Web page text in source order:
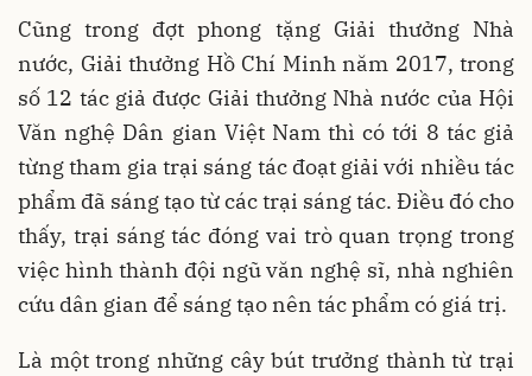
Cũng trong đợt phong tặng Giải thưởng Nhà
nước, Giải thưởng Hồ Chí Minh năm 2017, trong
số 12 tác giả được Giải thưởng Nhà nước của Hội
Văn nghệ Dân gian Việt Nam thì có tới 8 tác giả
từng tham gia trại sáng tác đoạt giải với nhiều tác
phẩm đã sáng tạo từ các trại sáng tác. Điều đó cho
thấy, trại sáng tác đóng vai trò quan trọng trong
việc hình thành đội ngũ văn nghệ sĩ, nhà nghiên
cứu dân gian để sáng tạo nên tác phẩm có giá trị.
Là một trong những cây bút trưởng thành từ trại